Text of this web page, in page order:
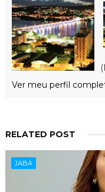
Ver meu perfil
RELATED POST
JABÁ